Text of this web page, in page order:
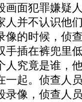
画面犯罪嫌疑
人并不认识他
像的时候，侦
手插在裤兜里
人究竟是谁，
一起。侦查人
录像，侦查人